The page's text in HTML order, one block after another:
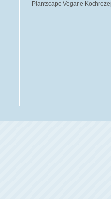
Plantscape Vegane